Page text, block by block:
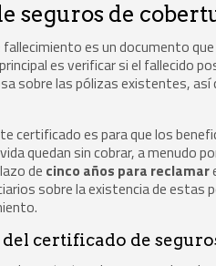
seguros de
es un documento
es verificar si el fallecido
sobre las pólizas existentes,
certificado es para que los
quedan sin cobrar, a menudo
de cinco años para reclamar
sobre la existencia de estas
del certificado de